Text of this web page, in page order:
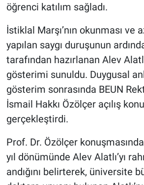
öğrenci katılım sağladı.
İstiklal Marşı’nın okunması ve
yapılan saygı duruşunun
tarafından hazırlanan Alev
gösterimi sunuldu. Duygusal
gösterim sonrasında BEUN
İsmail Hakkı Özölçer açılış
gerçekleştirdi.
Prof. Dr. Özölçer
yıl dönümünde Alev Alatlı’yı
andığını belirterek, üniversite